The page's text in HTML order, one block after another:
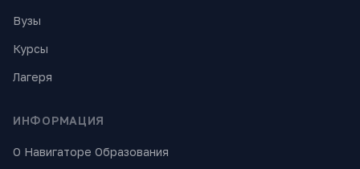
Вузы
Курсы
Лагеря
ИНФОРМАЦИЯ
О Навигаторе Образования